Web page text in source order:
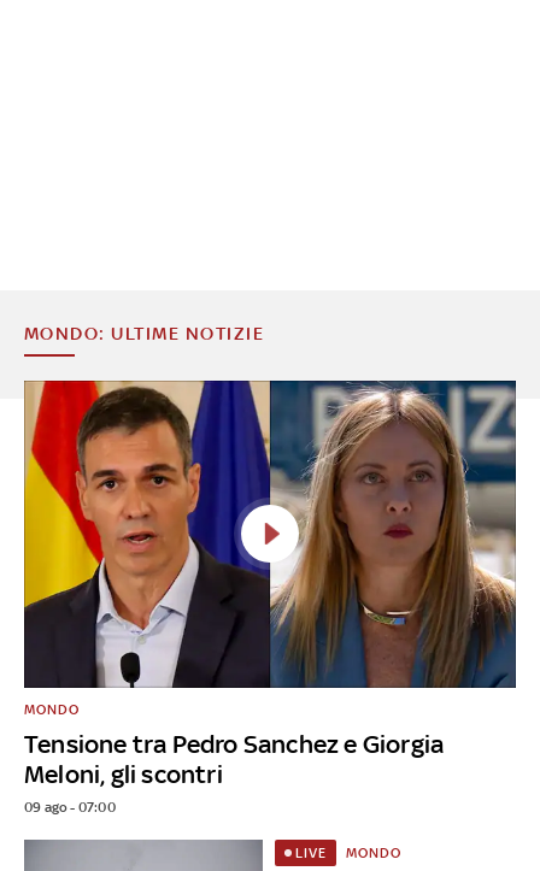
MONDO: ULTIME NOTIZIE
Tensione tra Pedro Sanchez e Giorgia
Meloni, gli scontri
MONDO
09 ago - 07:00
LIVE MONDO